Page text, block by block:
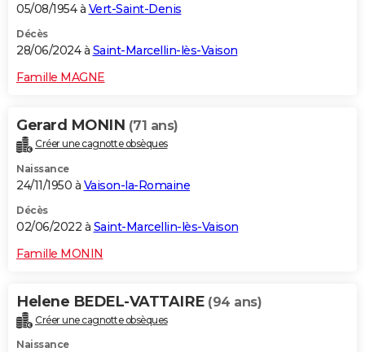
05/08/1954 à Vert-Saint-Denis
Décès
28/06/2024 à Saint-Marcellin-lès-Vaison
Famille MAGNE
Gerard MONIN (71 ans)
Créer une cagnotte obsèques
Naissance
24/11/1950 à Vaison-la-Romaine
Décès
02/06/2022 à Saint-Marcellin-lès-Vaison
Famille MONIN
Helene BEDEL-VATTAIRE (94 ans)
Créer une cagnotte obsèques
Naissance